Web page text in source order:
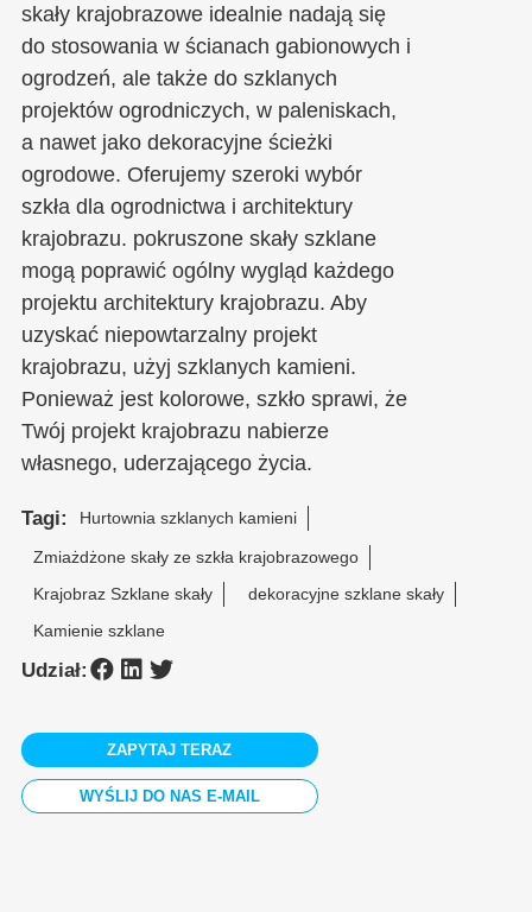
skały krajobrazowe idealnie nadają się
do stosowania w ścianach gabionowych i
ogrodzeń, ale także do szklanych
projektów ogrodniczych, w paleniskach,
a nawet jako dekoracyjne ścieżki
ogrodowe. Oferujemy szeroki wybór
szkła dla ogrodnictwa i architektury
krajobrazu. pokruszone skały szklane
mogą poprawić ogólny wygląd każdego
projektu architektury krajobrazu. Aby
uzyskać niepowtarzalny projekt
krajobrazu, użyj szklanych kamieni.
Ponieważ jest kolorowe, szkło sprawi, że
Twój projekt krajobrazu nabierze
własnego, uderzającego życia.
Tagi: Hurtownia szklanych kamieni
Zmiażdżone skały ze szkła krajobrazowego
Krajobraz Szklane skały
dekoracyjne szklane skały
Kamienie szklane
Udział:
ZAPYTAJ TERAZ
WYŚLIJ DO NAS E-MAIL